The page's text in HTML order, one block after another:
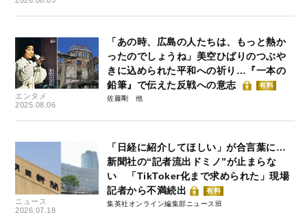
エンタメ
2025.08.06
「あの時、広島の人たちは、もっと熱か
ったのでしょうね」美空ひばりのつぶや
きに込められた平和への祈り…『一本の
鉛筆』で伝えた反戦への意志
有料
佐藤剛
ニュース
2026.07.18
「日経に紹介してほしい」が合言葉に…
新聞社の“記者流出ドミノ”が止まらな
い 「TikToker化まで求められた」現場
記者から不満続出
有料
集英社オンライン編集部ニュース班